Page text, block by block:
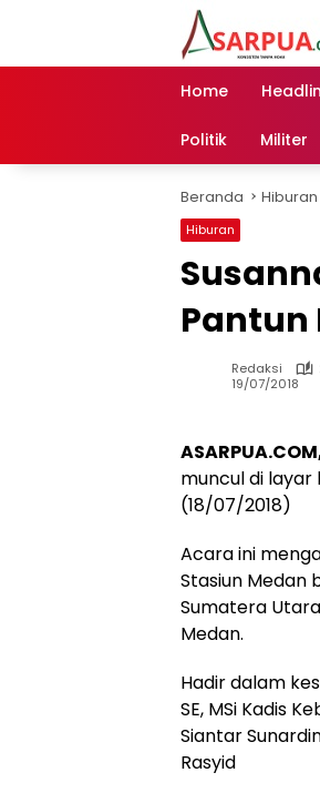
Home
Politik Militer
Beranda Hiburan
Hiburan
Pantun
Redaksi
19/07/2018
muncul di layar
(18/07/2018)
Acara ini
Stasiun Medan
Sumatera
Medan.
Hadir dalam
SE, MSi Kadis
Siantar
Rasyid